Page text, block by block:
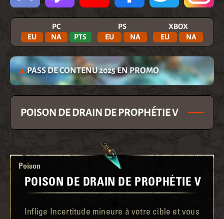
PC
EU
NA PTS
PS
EU
NA
XBOX
EU
NA
PASS DE CONTENU 2025 EN PROMO
POISON DE DRAIN DE PROPHÉTIE V
Poison
POISON DE DRAIN DE PROPHÉTIE V
Inflige Incertitude mineure à votre cible et vous